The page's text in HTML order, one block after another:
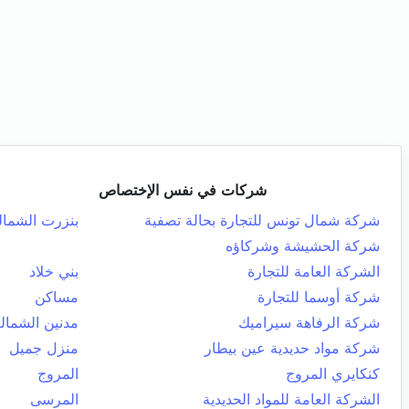
شركات في نفس الإختصاص
شركة شمال تونس للتجارة بحالة تصفية
بنزرت
شركة الحشيشة وشركاؤه
الشركة العامة للتجارة
بني خلاد
شركة أوسما للتجارة
مساكن
شركة الرفاهة سيراميك
مدنين
شركة مواد حديدية عين بيطار
منزل جميل
كنكايري المروج
المروج
الشركة العامة للمواد الحديدية
المرسى